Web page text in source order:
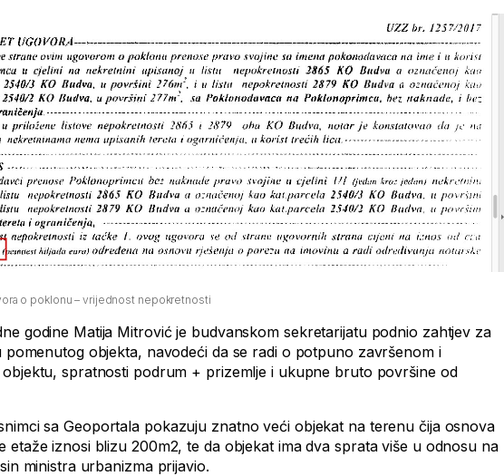
o poklonu – vrijednost nepokretnosti
godine Matija Mitrović je budvanskom sekretarijatu podnio zahtjev za
pomenutog objekta, navodeći da se radi o potpuno završenom i
objektu, spratnosti podrum + prizemlje i ukupne bruto površine od
sa Geoportala pokazuju znatno veći objekat na terenu čija osnova
etaže iznosi blizu 200m2, te da objekat ima dva sprata više u odnosu na
ministra urbanizma prijavio.